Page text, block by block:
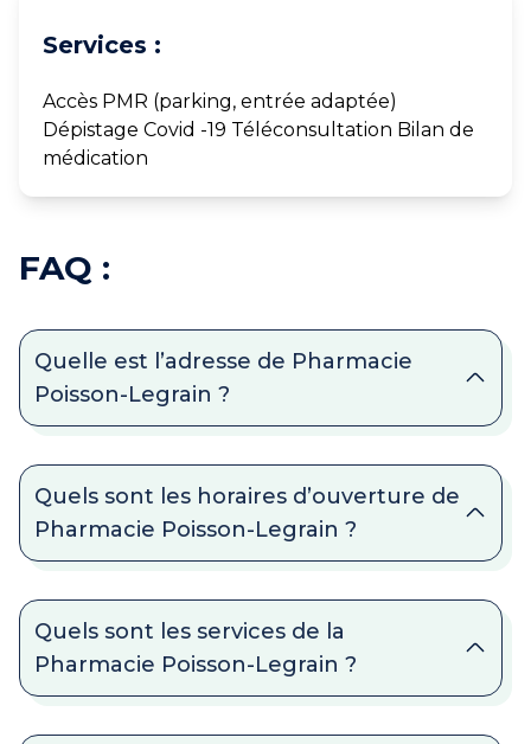
Services :
Accès PMR (parking, entrée adaptée)
Dépistage Covid -19 Téléconsultation Bilan de
médication
FAQ :
Quelle est l’adresse de Pharmacie
Poisson-Legrain ?
Quels sont les horaires d’ouverture de
Pharmacie Poisson-Legrain ?
Quels sont les services de la
Pharmacie Poisson-Legrain ?